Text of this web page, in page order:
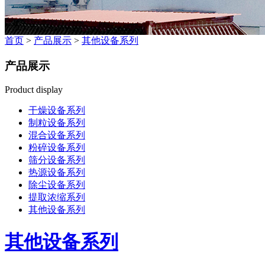
首页 > 产品展示 > 其他设备系列
产品展示
Product display
干燥设备系列
制粒设备系列
混合设备系列
粉碎设备系列
筛分设备系列
热源设备系列
除尘设备系列
提取浓缩系列
其他设备系列
其他设备系列